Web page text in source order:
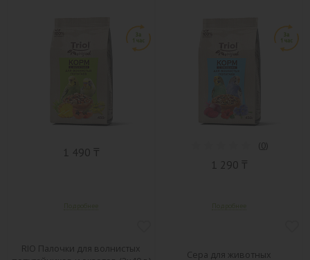
1 490 ₸ (0)
1 290 ₸
RIO Палочки для волнистых
Сера для животных